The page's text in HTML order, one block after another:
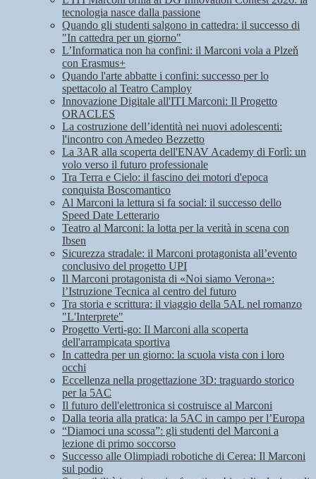
tecnologia nasce dalla passione
Quando gli studenti salgono in cattedra: il successo di
"In cattedra per un giorno"
L’Informatica non ha confini: il Marconi vola a Plzeň
con Erasmus+
Quando l'arte abbatte i confini: successo per lo
spettacolo al Teatro Camploy
Innovazione Digitale all'ITI Marconi: Il Progetto
ORACLES
La costruzione dell’identità nei nuovi adolescenti:
l'incontro con Amedeo Bezzetto
La 3AR alla scoperta dell'ENAV Academy di Forlì: un
volo verso il futuro professionale
Tra Terra e Cielo: il fascino dei motori d'epoca
conquista Boscomantico
Al Marconi la lettura si fa social: il successo dello
Speed Date Letterario
Teatro al Marconi: la lotta per la verità in scena con
Ibsen
Sicurezza stradale: il Marconi protagonista all’evento
conclusivo del progetto UPI
Il Marconi protagonista di «Noi siamo Verona»:
l’Istruzione Tecnica al centro del futuro
Tra storia e scrittura: il viaggio della 5AL nel romanzo
"L'Interprete"
Progetto Verti-go: Il Marconi alla scoperta
dell'arrampicata sportiva
In cattedra per un giorno: la scuola vista con i loro
occhi
Eccellenza nella progettazione 3D: traguardo storico
per la 5AC
Il futuro dell'elettronica si costruisce al Marconi
Dalla teoria alla pratica: la 5AC in campo per l’Europa
“Diamoci una scossa”: gli studenti del Marconi a
lezione di primo soccorso
Successo alle Olimpiadi robotiche di Cerea: Il Marconi
sul podio